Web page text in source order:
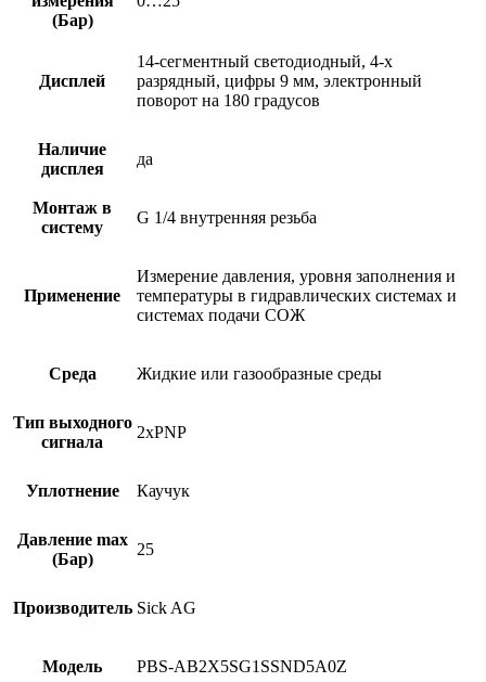
(Бар)
Дисплей
14-сегментный светодиодный, 4-х
разрядный, цифры 9 мм, электронный
поворот на 180 градусов
Наличие
дисплея
да
Монтаж в
систему
G 1/4 внутренняя резьба
Применение
Измерение давления, уровня заполнения и
температуры в гидравлических системах и
системах подачи СОЖ
Среда Жидкие или газообразные среды
Тип выходного
сигнала
2xPNP
Уплотнение Каучук
Давление max
(Бар)
25
Производитель Sick AG
Модель PBS-AB2X5SG1SSND5A0Z